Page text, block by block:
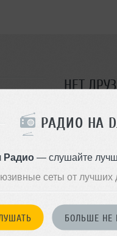
РАДИО НА
Радио— слушайте
сеты от лучших
БОЛЬШЕ НЕ
НЕТ